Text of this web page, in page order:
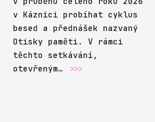
v Káznici probíhat cyklus
besed a přednášek nazvaný
Otisky paměti. V rámci
těchto setkávání,
otevřeným…
>>>